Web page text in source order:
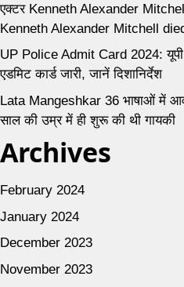
एक्टर Kenneth Alexander
Kenneth Alexander Mitchell
UP Police Admit Card 2024: यूपी
एडमिट कार्ड जारी, जानें दिशानिर्देश
Lata Mangeshkar 36 भाषाओं में
साल की उम्र में ही शुरू की थी गायकी
Archives
February 2024
January 2024
December 2023
November 2023